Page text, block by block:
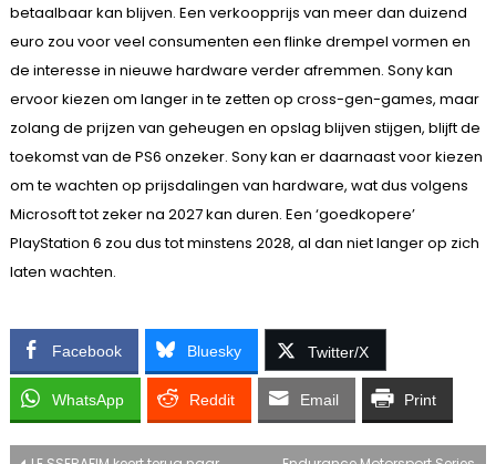
betaalbaar kan blijven. Een verkoopprijs van meer dan duizend
euro zou voor veel consumenten een flinke drempel vormen en
de interesse in nieuwe hardware verder afremmen. Sony kan
ervoor kiezen om langer in te zetten op cross-gen-games, maar
zolang de prijzen van geheugen en opslag blijven stijgen, blijft de
toekomst van de PS6 onzeker. Sony kan er daarnaast voor kiezen
om te wachten op prijsdalingen van hardware, wat dus volgens
Microsoft tot zeker na 2027 kan duren. Een ‘goedkopere’
PlayStation 6 zou dus tot minstens 2028, al dan niet langer op zich
laten wachten.
Facebook Bluesky Twitter/X
WhatsApp Reddit Email Print